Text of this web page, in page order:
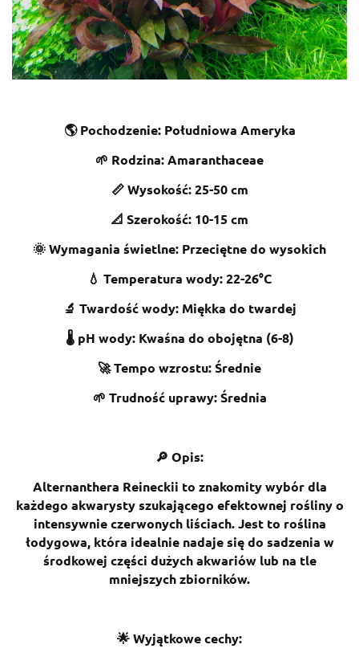
🌎 Pochodzenie: Południowa Ameryka
🌱 Rodzina: Amaranthaceae
📏 Wysokość: 25-50 cm
📐 Szerokość: 10-15 cm
🌞 Wymagania świetlne: Przeciętne do wysokich
💧 Temperatura wody: 22-26°C
🔬 Twardość wody: Miękka do twardej
🌡️ pH wody: Kwaśna do obojętna (6-8)
🚀 Tempo wzrostu: Średnie
🌱 Trudność uprawy: Średnia
🔎 Opis:
Alternanthera Reineckii to znakomity wybór dla
każdego akwarysty szukającego efektownej rośliny o
intensywnie czerwonych liściach. Jest to roślina
łodygowa, która idealnie nadaje się do sadzenia w
środkowej części dużych akwariów lub na tle
mniejszych zbiorników.
🌟 Wyjątkowe cechy: